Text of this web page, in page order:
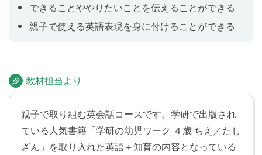
A walk in the park (2)
と いくつ」の内容を講師と一緒に取り組みます。事
前に該当ページのワークを行いレッスンに臨みましょ
う。
Lesson 7 A walk in the park (3)
できることややりたいことを伝えることができる
親子で使える英語表現を身に付けることができる
教材担当より
親子で取り組む英会話コースです。学研で出版され
ている人気書籍「学研の幼児ワーク ４歳 ちえ／たし
ざん」を取り入れた英語＋知育の内容となっている